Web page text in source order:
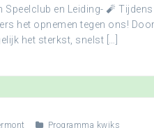
en Leiding- 🧨
het opnemen tegen ons!
het sterkst, snelst […]
Programma kwiks